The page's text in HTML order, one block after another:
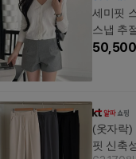
세미핏
스냅 추
50,500
(옷자락)
핏 신축